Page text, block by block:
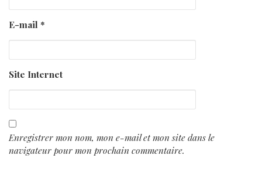
E-mail *
Site Internet
Enregistrer mon nom, mon e-mail et mon site dans le
navigateur pour mon prochain commentaire.